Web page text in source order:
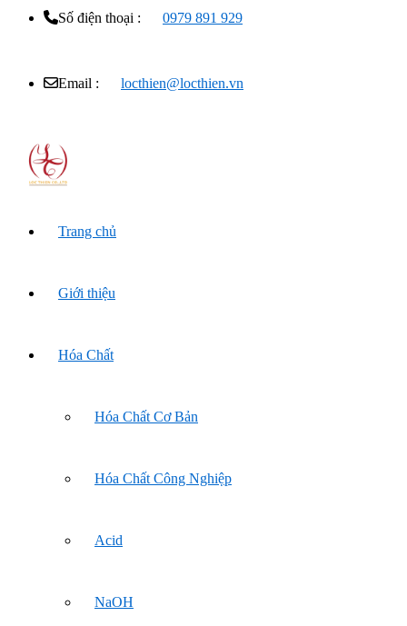
Số điện thoại : 0979 891 929
Email : locthien@locthien.vn
Trang chủ
Giới thiệu
Hóa Chất
Hóa Chất Cơ Bản
Hóa Chất Công Nghiệp
Acid
NaOH